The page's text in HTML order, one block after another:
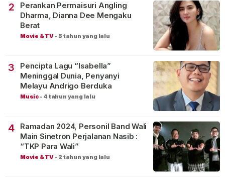
2
Perankan Permaisuri Angling
Dharma, Dianna Dee Mengaku
Berat
Movie & TV -5 tahun yang lalu
3
Pencipta Lagu “Isabella”
Meninggal Dunia, Penyanyi
Melayu Andrigo Berduka
Music - 4 tahun yang lalu
4
Ramadan 2024, Personil Band Wali
Main Sinetron Perjalanan Nasib :
“TKP Para Wali”
Movie & TV - 2 tahun yang lalu